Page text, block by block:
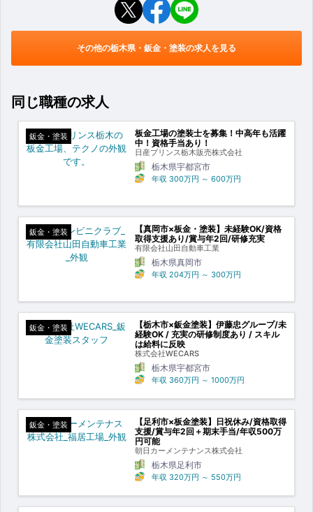
その他の栃木県・鈑金・塗装の求人を見る
同じ職種の求人
鈑金・塗装
板金工場の塗装士を募集！中高年も活躍
中！資格手当あり！
日産プリンス栃木販売株式会社
栃木県宇都宮市
年収 300万円 ～ 600万円
鈑金・塗装
【真岡市×板金・塗装】未経験OK/資格
取得支援あり/賞与年2回/研修充実
有限会社山田自動車工業
栃木県真岡市
年収 204万円 ～ 300万円
鈑金・塗装
【栃木市×鈑金塗装】伊藤忠グループ/未
経験OK / 充実の研修制度あり / スキル
は給料に反映
株式会社WECARS
栃木県宇都宮市
年収 360万円 ～ 1000万円
鈑金・塗装
【足利市×板金塗装】日祝休み/資格取得
支援/賞与年2回＋期末手当/年収500万
円可能
朝日カーメンテナンス株式会社
栃木県足利市
年収 320万円 ～ 550万円